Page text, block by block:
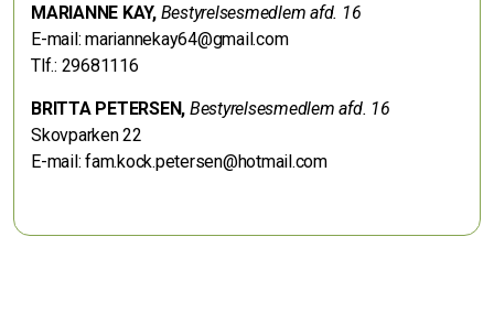
MARIANNE KAY, Bestyrelsesmedlem afd. 16
E-mail: mariannekay64@gmail.com
Tlf.: 29681116
BRITTA PETERSEN, Bestyrelsesmedlem afd. 16
Skovparken 22
E-mail: fam.kock.petersen@hotmail.com